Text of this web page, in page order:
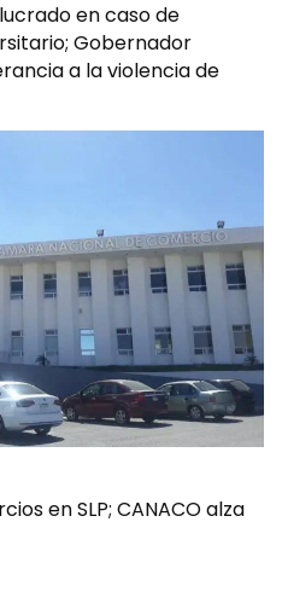
en caso de
Gobernador
a la violencia de
en SLP; CANACO alza